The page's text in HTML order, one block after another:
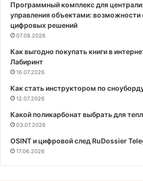
Программный комплекс для
управления объектами:
цифровых решений
07.08.2026
Как выгодно покупать книги в
Лабиринт
16.07.2026
Как стать инструктором по
12.07.2026
Какой поликарбонат выбрать для
03.07.2026
OSINT и цифровой след RuDossier
17.06.2026